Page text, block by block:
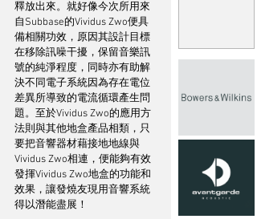
釋放出來。就好像今次所用來
自Subbase的Vividus Zwo便具
備相關功效，原因其設計目標
在移除訊噪干擾，保留音樂訊
號的純淨程度，同時亦有助解
決不同電子系統因為存在電位
差異所導致的電流循環產生問
題。至於Vividus Zwo的應用方
法則與其他地盒產品相類，只
要把音響器材藉接地地線與
Vividus Zwo相連，便能夠有效
發揮Vividus Zwo地盒的功能和
效果，讓發燒友現用音響系統
得以潛能盡展！